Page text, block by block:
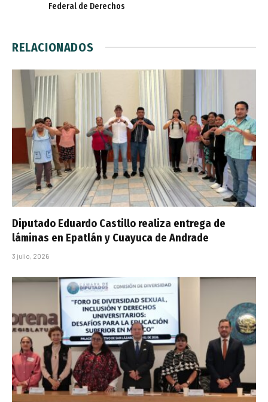
Federal de Derechos
RELACIONADOS
Diputado Eduardo Castillo realiza entrega de
láminas en Epatlán y Cuayuca de Andrade
3 julio, 2026